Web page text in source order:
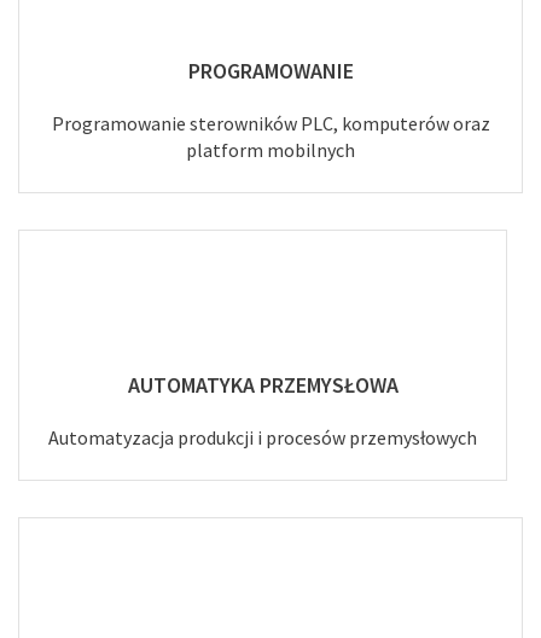
PROGRAMOWANIE
Programowanie sterowników PLC, komputerów oraz
platform mobilnych
AUTOMATYKA PRZEMYSŁOWA
Automatyzacja produkcji i procesów przemysłowych